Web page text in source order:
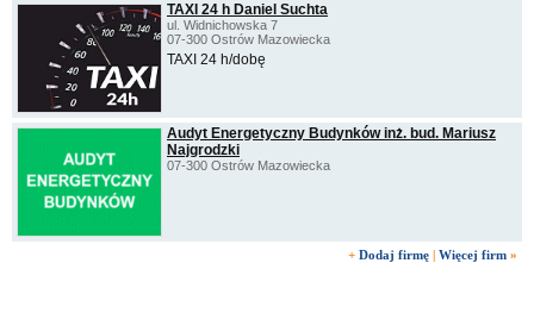
TAXI 24 h Daniel Suchta
ul. Widnichowska 7
07-300 Ostrów Mazowiecka
TAXI 24 h/dobę
Audyt Energetyczny Budynków inż. bud. Mariusz
Najgrodzki
07-300 Ostrów Mazowiecka
+ Dodaj firmę Więcej firm »